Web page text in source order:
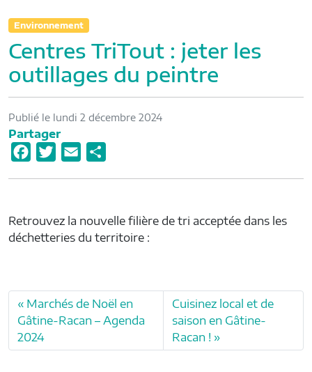
Environnement
Centres TriTout : jeter les
outillages du peintre
Publié le lundi 2 décembre 2024
Partager
b
k
t
l
a
r
Retrouvez la nouvelle filière de tri acceptée dans les
déchetteries du territoire :
Marchés de Noël en
Gâtine-Racan – Agenda
2024
Cuisinez local et de
saison en Gâtine-
Racan !